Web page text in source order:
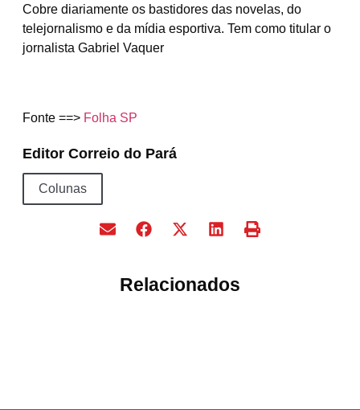
Cobre diariamente os bastidores das novelas, do
telejornalismo e da mídia esportiva. Tem como titular o
jornalista Gabriel Vaquer
Fonte ==> Folha SP
Editor Correio do Pará
Colunas
Relacionados